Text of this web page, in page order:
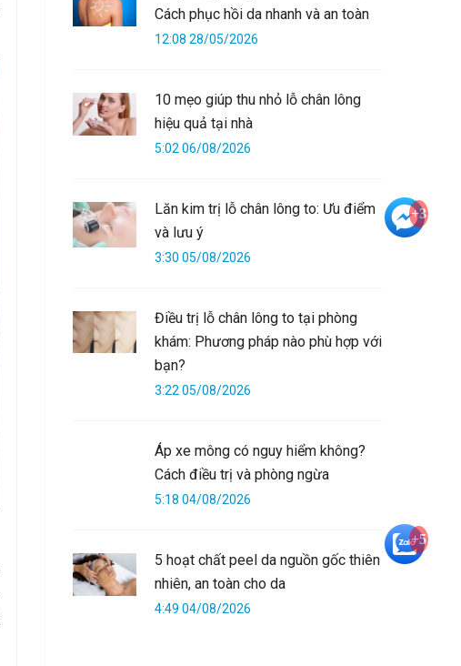
Cách phục hồi da nhanh và an toàn
12:08 28/05/2026
10 mẹo giúp thu nhỏ lỗ chân lông
hiệu quả tại nhà
5:02 06/08/2026
Lăn kim trị lỗ chân lông to: Ưu điểm
và lưu ý
3:30 05/08/2026
Điều trị lỗ chân lông to tại phòng
khám: Phương pháp nào phù hợp với
bạn?
3:22 05/08/2026
Áp xe mông có nguy hiểm không?
Cách điều trị và phòng ngừa
5:18 04/08/2026
5 hoạt chất peel da nguồn gốc thiên
nhiên, an toàn cho da
4:49 04/08/2026
+3
+5